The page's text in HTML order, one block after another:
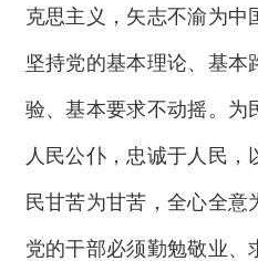
克思主义，矢志不渝为中
坚持党的基本理论、基本
验、基本要求不动摇。为
人民公仆，忠诚于人民，
民甘苦为甘苦，全心全意
党的干部必须勤勉敬业、